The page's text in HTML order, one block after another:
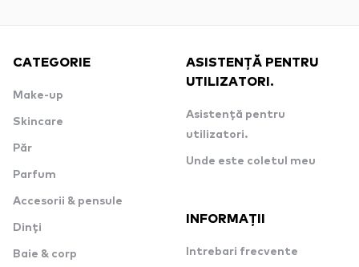
CATEGORIE
Make-up
Skincare
Păr
Parfum
Accesorii & pensule
Dinți
Baie & corp
ASISTENȚĂ PENTRU
UTILIZATORI.
Asistență pentru
utilizatori.
Unde este coletul meu
INFORMAȚII
Intrebari frecvente